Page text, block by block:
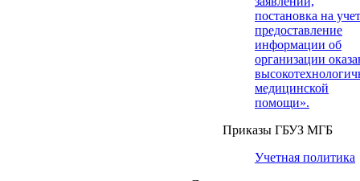
постановка на
предоставление
информации об
организации
медицинской
помощи».
Приказы ГБУЗ МГБ
Учетная политика